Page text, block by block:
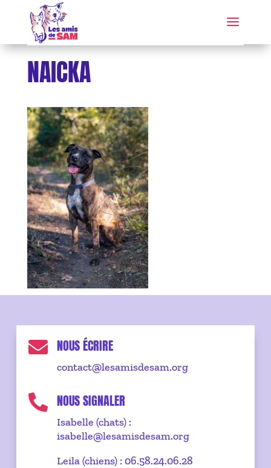
NAICKA
 NOUS ÉCRIRE
contact@lesamisdesam.org
 NOUS SIGNALER
Isabelle (chats) :
isabelle@lesamisdesam.org
Leila (chiens) : 06.58.24.06.28